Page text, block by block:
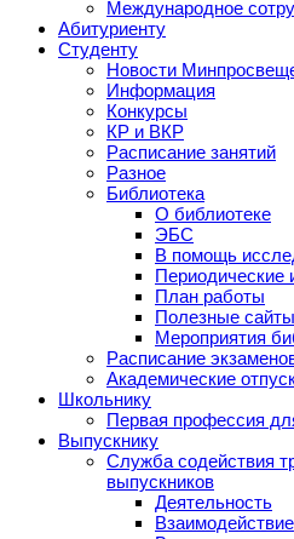
Международное
Абитуриенту
Студенту
Новости
Информация
Конкурсы
КР и ВКР
Расписание занятий
Разное
Библиотека
О библиотеке
ЭБС
В помощь
Периодические
План работы
Полезные сайты
Мероприятия
Расписание
Академические
Школьнику
Первая профессия
Выпускнику
Служба содействия
выпускников
Деятельность
Взаимодействие